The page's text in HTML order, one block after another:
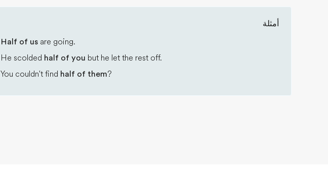
أمثلة
Half of us are going.
He scolded half of you but he let the rest off.
You couldn't find half of them?